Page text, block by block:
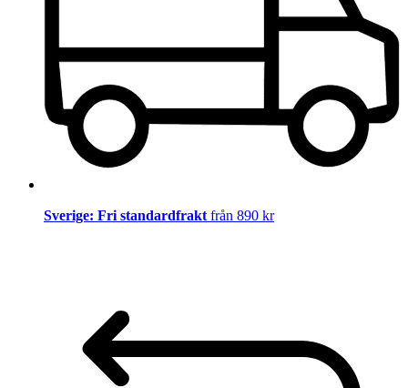
Sverige: Fri standardfrakt från 890 kr